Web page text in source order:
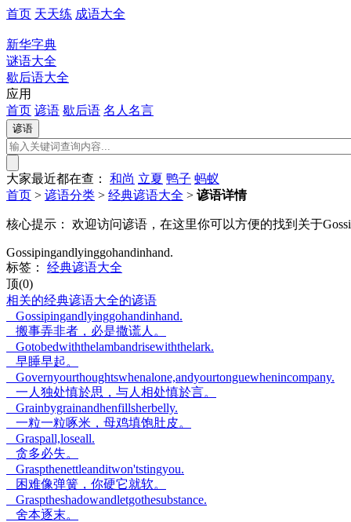
首页 天天练 成语大全
新华字典
谜语大全
歇后语大全
应用
首页 谚语 歇后语 名人名言
大家最近都在查： 和尚 立夏 鸭子 蚂蚁
首页 > 谚语分类 > 经典谚语大全 > 谚语详情
核心提示： 欢迎访问谚语，在这里你可以方便的找到关于
Gossipingandlyinggohandinhand.
标签：
经典谚语大全
顶(0)
相关的经典谚语大全的谚语
Gossipingandlyinggohandinhand.
搬事弄非者，必是撒谎人。
Gotobedwiththelambandrisewiththelark.
早睡早起。
Governyourthoughtswhenalone,andyourtonguewhenincompany.
一人独处慎於思，与人相处慎於言。
Grainbygrainandhenfillsherbelly.
一粒一粒啄米，母鸡填饱肚皮。
Graspall,loseall.
贪多必失。
Graspthenettleanditwon'tstingyou.
困难像弹簧，你硬它就软。
Grasptheshadowandletgothesubstance.
舍本逐末。